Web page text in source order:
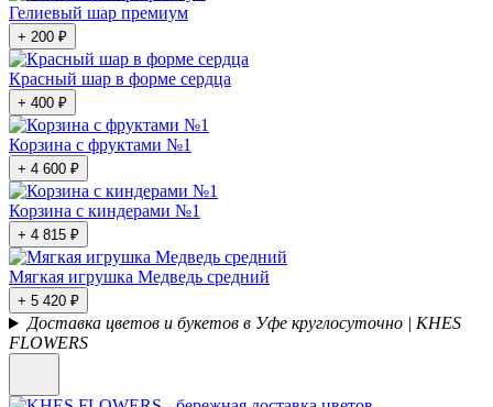
Гелиевый шар премиум
+ 200 ₽
Красный шар в форме сердца
+ 400 ₽
Корзина с фруктами №1
+ 4 600 ₽
Корзина с киндерами №1
+ 4 815 ₽
Мягкая игрушка Медведь средний
+ 5 420 ₽
Доставка цветов и букетов в Уфе круглосуточно | KHES
FLOWERS